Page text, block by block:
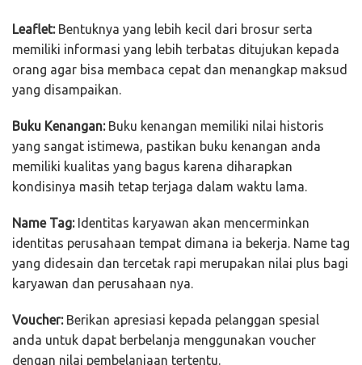
Leaflet:Bentuknya yang lebih kecil dari brosur serta
memiliki informasi yang lebih terbatas ditujukan kepada
orang agar bisa membaca cepat dan menangkap maksud
yang disampaikan.
Buku Kenangan:Buku kenangan memiliki nilai historis
yang sangat istimewa, pastikan buku kenangan anda
memiliki kualitas yang bagus karena diharapkan
kondisinya masih tetap terjaga dalam waktu lama.
Name Tag:Identitas karyawan akan mencerminkan
identitas perusahaan tempat dimana ia bekerja. Name tag
yang didesain dan tercetak rapi merupakan nilai plus bagi
karyawan dan perusahaan nya.
Voucher:Berikan apresiasi kepada pelanggan spesial
anda untuk dapat berbelanja menggunakan voucher
dengan nilai pembelanjaan tertentu.